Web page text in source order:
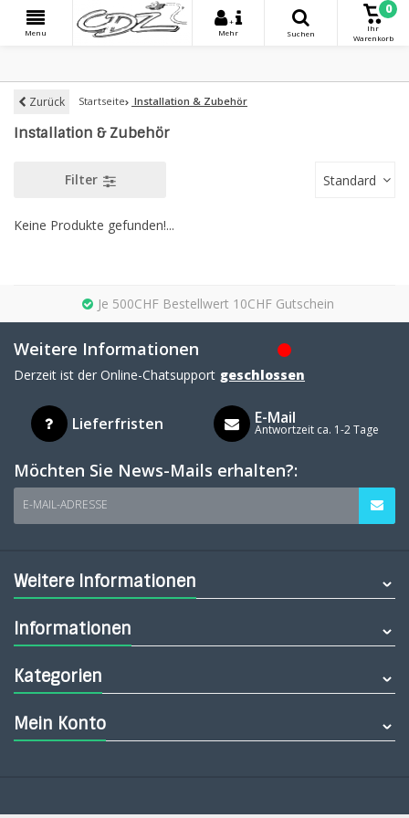
Menu
+
Mehr
Suchen
0
Ihr
Warenkorb
Zurück Startseite Installation & Zubehör
Installation & Zubehör
Filter Standard
Keine Produkte gefunden!...
Je 500CHF Bestellwert 10CHF Gutschein
Weitere Informationen
Derzeit ist der Online-Chatsupport geschlossen
Lieferfristen E-Mail
Antwortzeit ca. 1-2 Tage
Möchten Sie News-Mails erhalten?:
E-MAIL-ADRESSE
Weitere Informationen
Informationen
Kategorien
Mein Konto